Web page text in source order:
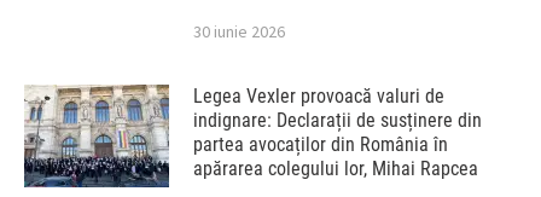
30 iunie 2026
Legea Vexler provoacă valuri de
indignare: Declarații de susținere din
partea avocaților din România în
apărarea colegului lor, Mihai Rapcea